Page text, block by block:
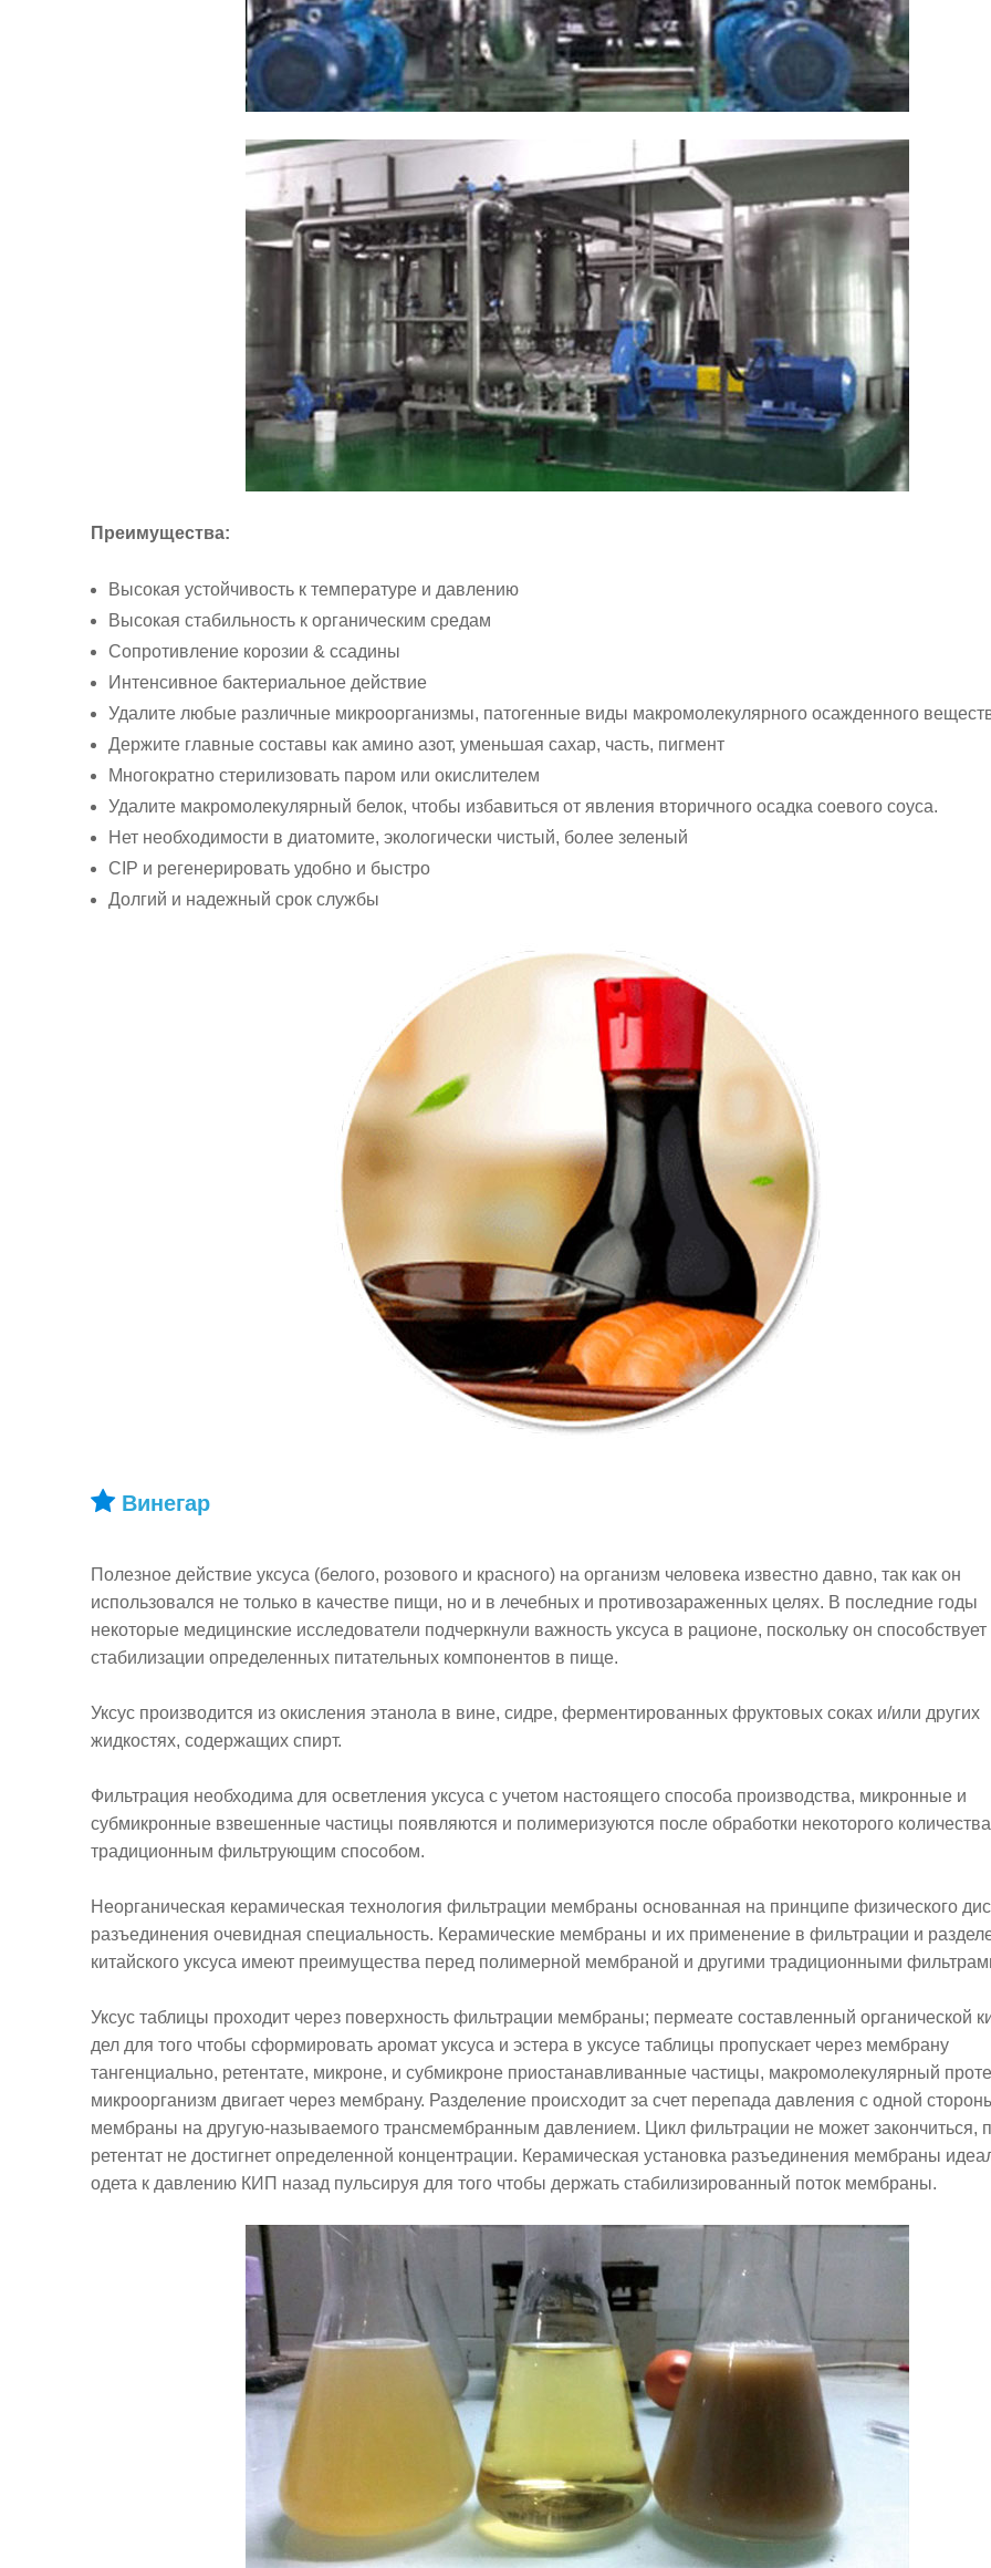
Преимущества:
Высокая устойчивость к температуре и давлению
Высокая стабильность к органическим средам
Сопротивление корозии & ссадины
Интенсивное бактериальное действие
Удалите любые различные микроорганизмы, патогенные виды макромолекулярного осажденного
Держите главные составы как амино азот, уменьшая сахар, часть, пигмент
Многократно стерилизовать паром или окислителем
Удалите макромолекулярный белок, чтобы избавиться от явления вторичного осадка соевого соуса.
Нет необходимости в диатомите, экологически чистый, более зеленый
CIP и регенерировать удобно и быстро
Долгий и надежный срок службы
Винегар
Полезное действие уксуса (белого, розового и красного) на организм человека известно давно, так как он
использовался не только в качестве пищи, но и в лечебных и противозараженных целях. В последние годы
некоторые медицинские исследователи подчеркнули важность уксуса в рационе, поскольку он способствует
стабилизации определенных питательных компонентов в пище.
Уксус производится из окисления этанола в вине, сидре, ферментированных фруктовых соках и/или других
жидкостях, содержащих спирт.
Фильтрация необходима для осветления уксуса с учетом настоящего способа производства, микронные и
субмикронные взвешенные частицы появляются и полимеризуются после обработки некоторого количества
традиционным фильтрующим способом.
Неорганическая керамическая технология фильтрации мембраны основанная на принципе физического
разъединения очевидная специальность. Керамические мембраны и их применение в фильтрации и
китайского уксуса имеют преимущества перед полимерной мембраной и другими традиционными
Уксус таблицы проходит через поверхность фильтрации мембраны; пермеате составленный органической
дел для того чтобы сформировать аромат уксуса и эстера в уксусе таблицы пропускает через мембрану
тангенциально, ретентате, микроне, и субмикроне приостанавливанные частицы, макромолекулярный
микроорганизм двигает через мембрану. Разделение происходит за счет перепада давления с одной
мембраны на другую-называемого трансмембранным давлением. Цикл фильтрации не может закончиться,
ретентат не достигнет определенной концентрации. Керамическая установка разъединения мембраны
одета к давлению КИП назад пульсируя для того чтобы держать стабилизированный поток мембраны.